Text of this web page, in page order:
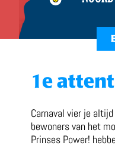
1e
Carnaval vier je
bewoners van het
Prinses Power!